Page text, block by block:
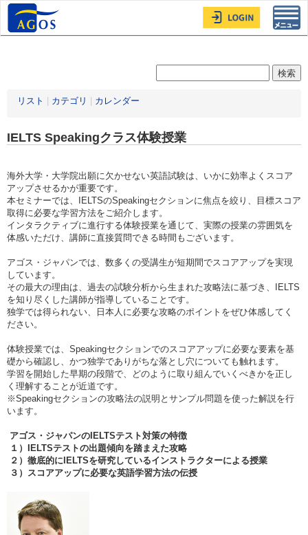
リスト カテゴリ カレンダー
IELTS Speakingクラス体験授業
海外大学・大学院出願に欠かせない英語試験は、いかに効率よくスコア
アップさせるかが重要です。
本セミナーでは、IELTSのSpeakingセクションに焦点を絞り、目標スコア
取得に必要な学習方法をご紹介します。
インタラクティブに進行する体験授業を通じて、実際の授業の雰囲気を
体感いただけ、講師に直接質問できる時間もございます。
アゴス・ジャパンでは、数多くの受講生が短期間でスコアアップを実現
しています。
その最大の理由は、過去の試験分析から生まれた攻略法に基づき、IELTS
を知り尽くした講師が指導していることです。
独学では得られない、日本人に必要な攻略のポイントをぜひ体感してく
ださい。
体験授業では、Speakingセクションでのスコアアップに必要な要素を基
礎から確認し、かつ独学でありがちな落とし穴についても触れます。
学習を開始した早期の段階で、どのように取り組んでいくべきかを正し
く理解することが近道です。
※Speakingセクションの攻略法の説明とサンプル問題を使った解説を行
います。
アゴス・ジャパンのIELTSテスト対策の特徴
１）IELTSテストの出題傾向を踏まえた攻略
２）徹底的にIELTSを研究しているインストラクターによる授業
３）スコアアップに必要な英語学習方法の伝授